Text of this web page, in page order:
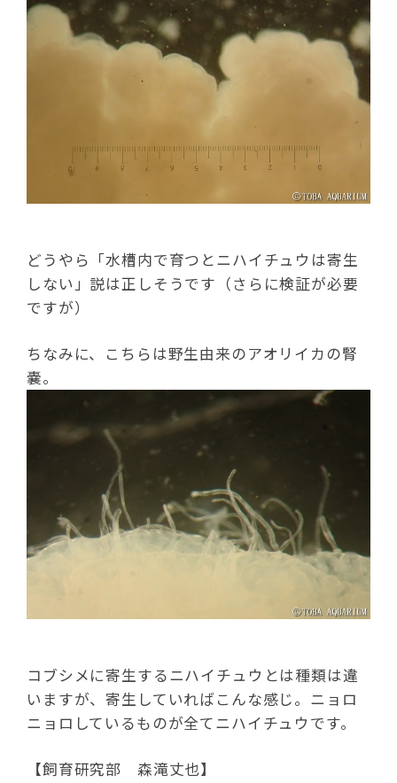
どうやら「水槽内で育つとニハイチュウは寄生
しない」説は正しそうです（さらに検証が必要
ですが）
ちなみに、こちらは野生由来のアオリイカの腎
嚢。
コブシメに寄生するニハイチュウとは種類は違
いますが、寄生していればこんな感じ。ニョロ
ニョロしているものが全てニハイチュウです。
【飼育研究部 森滝丈也】